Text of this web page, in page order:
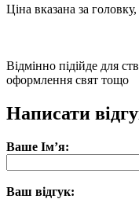
Ціна вказана за
Відмінно підійде для
оформлення свят тощо
Написати
Ваше Ім’я:
Ваш відгук: